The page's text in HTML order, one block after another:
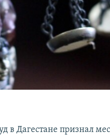
в Дагестане признал